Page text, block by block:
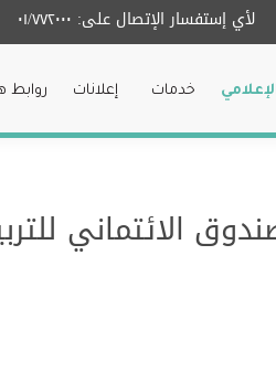
لأي إستفسار الإتصال على: ٠١/٧٧٢٠٠٠
خدمات إعلانات روابط
الائتماني